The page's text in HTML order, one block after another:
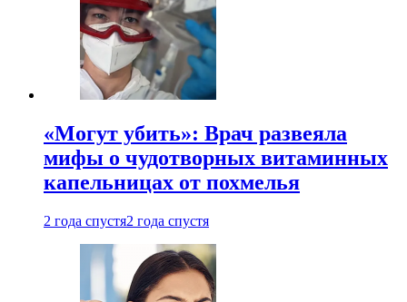
«Могут убить»: Врач развеяла
мифы о чудотворных витаминных
капельницах от похмелья
2 года спустя2 года спустя